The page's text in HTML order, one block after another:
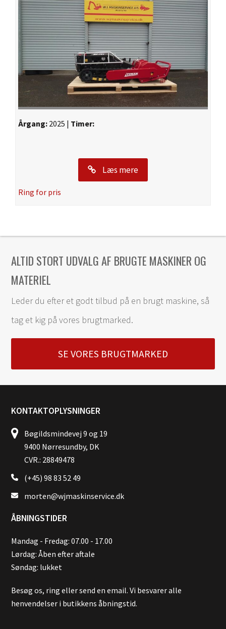
Årgang: 2025 | Timer:
Læs mere
Ring for pris
ALTID STORT UDVALG AF BRUGTE MASKINER OG
MATERIEL
Leder du efter et godt tilbud på en brugt maskine, så
tag et kig på vores brugtmarked.
SE VORES BRUGTMARKED
KONTAKTOPLYSNINGER
Bøgildsmindevej 9 og 19
9400 Nørresundby, DK
CVR.: 28849478
(+45) 98 83 52 49
morten@wjmaskinservice.dk
ÅBNINGSTIDER
Mandag - Fredag: 07.00 - 17.00
Lørdag: Åben efter aftale
Søndag: lukket
Besøg os, ring eller send en email. Vi besvarer alle
henvendelser i butikkens åbningstid.